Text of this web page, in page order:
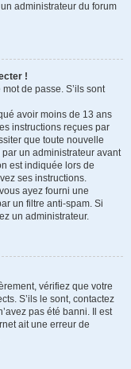
administrateur du forum
!
de passe. S’ils sont
avoir moins de 13 ans
instructions reçues par
que toute nouvelle
un administrateur avant
est indiquée lors de
ses instructions.
ayez fourni une
un filtre anti-spam. Si
un administrateur.
vérifiez que votre
S’ils le sont, contactez
pas été banni. Il est
ait une erreur de